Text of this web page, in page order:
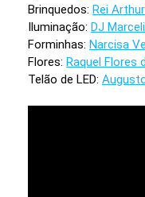
Brinquedos: Rei
Iluminação: DJ
Forminhas: Narcisa
Flores: Raquel Flores
Telão de LED: